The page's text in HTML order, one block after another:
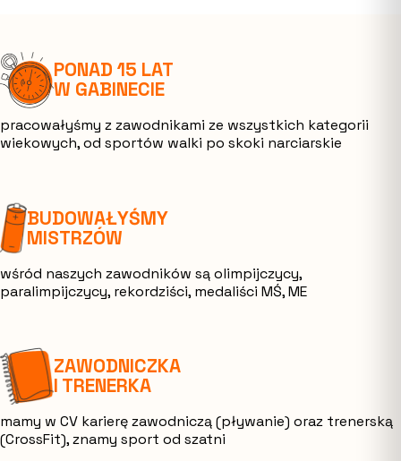
PONAD 15 LAT
W GABINECIE
pracowałyśmy z zawodnikami ze wszystkich kategorii
wiekowych, od sportów walki po skoki narciarskie
BUDOWAŁYŚMY
MISTRZÓW
wśród naszych zawodników są olimpijczycy,
paralimpijczycy, rekordziści, medaliści MŚ, ME
ZAWODNICZKA
I TRENERKA
mamy w CV karierę zawodniczą (pływanie) oraz trenerską
(CrossFit), znamy sport od szatni